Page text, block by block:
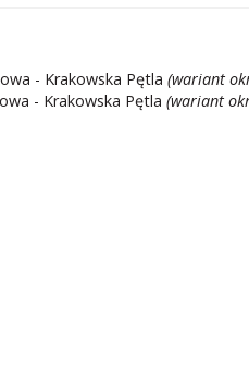
- Krakowska Pętla (wariant
- Krakowska Pętla (wariant